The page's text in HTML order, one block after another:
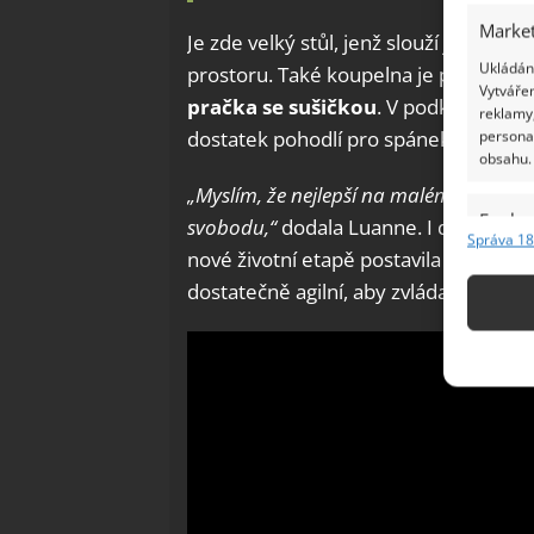
obsahu.
Funkce
Správa
Je zde velký stůl, jenž slouží jako
prostoru. Také koupelna je
pračka se sušičkou. V podkroví se
dostatek pohodlí pro spánek i
„Myslím, že nejlepší na malém bydlení
svobodu,“dodala Luanne. I další
nové životní etapě postavila
dostatečně agilní, aby zvládali